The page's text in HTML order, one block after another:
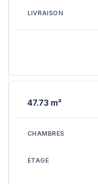
47.73 m²